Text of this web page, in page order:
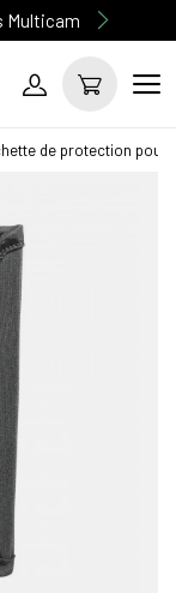
Multicam
de protection pour